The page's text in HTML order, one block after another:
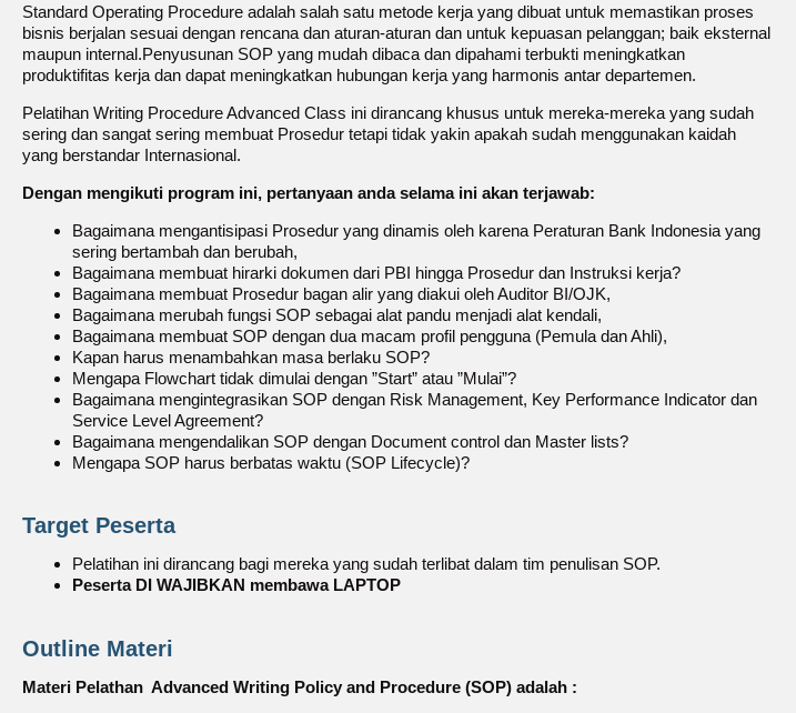
Standard Operating Procedure adalah salah satu metode kerja yang dibuat untuk memastikan proses
bisnis berjalan sesuai dengan rencana dan aturan-aturan dan untuk kepuasan pelanggan; baik eksternal
maupun internal.Penyusunan SOP yang mudah dibaca dan dipahami terbukti meningkatkan
produktifitas kerja dan dapat meningkatkan hubungan kerja yang harmonis antar departemen.
Pelatihan Writing Procedure Advanced Class ini dirancang khusus untuk mereka-mereka yang sudah
sering dan sangat sering membuat Prosedur tetapi tidak yakin apakah sudah menggunakan kaidah
yang berstandar Internasional.
Dengan mengikuti program ini, pertanyaan anda selama ini akan terjawab:
Bagaimana mengantisipasi Prosedur yang dinamis oleh karena Peraturan Bank Indonesia yang
sering bertambah dan berubah,
Bagaimana membuat hirarki dokumen dari PBI hingga Prosedur dan Instruksi kerja?
Bagaimana membuat Prosedur bagan alir yang diakui oleh Auditor BI/OJK,
Bagaimana merubah fungsi SOP sebagai alat pandu menjadi alat kendali,
Bagaimana membuat SOP dengan dua macam profil pengguna (Pemula dan Ahli),
Kapan harus menambahkan masa berlaku SOP?
Mengapa Flowchart tidak dimulai dengan ”Start” atau ”Mulai”?
Bagaimana mengintegrasikan SOP dengan Risk Management, Key Performance Indicator dan
Service Level Agreement?
Bagaimana mengendalikan SOP dengan Document control dan Master lists?
Mengapa SOP harus berbatas waktu (SOP Lifecycle)?
Target Peserta
Pelatihan ini dirancang bagi mereka yang sudah terlibat dalam tim penulisan SOP.
Peserta DI WAJIBKAN membawa LAPTOP
Outline Materi
Materi Pelathan Advanced Writing Policy and Procedure (SOP) adalah :